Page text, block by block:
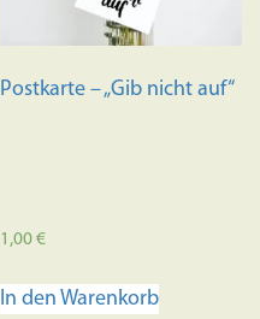
Postkarte – „Gib nicht auf“
1,00€
In den Warenkorb